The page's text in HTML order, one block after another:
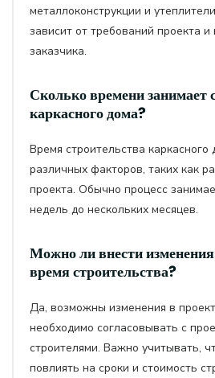
металлоконструкции и
зависит от требований проекта и
заказчика.
Сколько времени занимает
каркасного дома?
Время строительства каркасного
различных факторов, таких как
проекта. Обычно процесс
недель до нескольких месяцев.
Можно ли внести
время строительства?
Да, возможны изменения в
необходимо согласовывать с
строителями. Важно учитывать,
повлиять на сроки и стоимость